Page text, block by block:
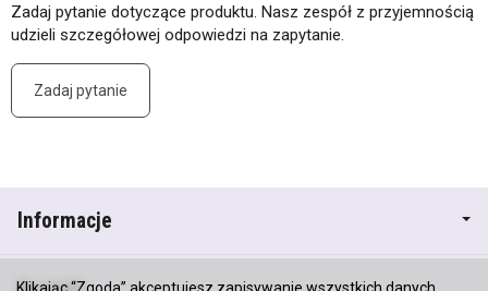
Zadaj pytanie dotyczące produktu. Nasz zespół z przyjemnością
udzieli szczegółowej odpowiedzi na zapytanie.
Zadaj pytanie
Informacje